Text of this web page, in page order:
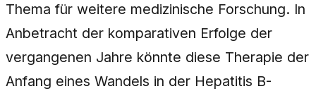
Thema für weitere medizinische Forschung. In
Anbetracht der komparativen Erfolge der
vergangenen Jahre könnte diese Therapie der
Anfang eines Wandels in der Hepatitis B-